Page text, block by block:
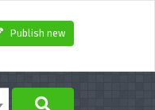
Publish new